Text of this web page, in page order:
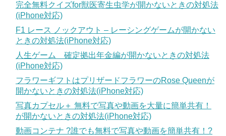
完全無料クイズfor獣医寄生虫学が開かないときの対処法
(iPhone対応)
F1 レース ノックアウト – レーシングゲームが開かない
ときの対処法(iPhone対応)
人生ゲーム 確定拠出年金編が開かないときの対処法
(iPhone対応)
フラワーギフトはプリザードフラワーのRose Queenが
開かないときの対処法(iPhone対応)
写真カプセル＋ 無料で写真や動画を大量に簡単共有！
が開かないときの対処法(iPhone対応)
動画コンテナ ?誰でも無料で写真や動画を簡単共有！?